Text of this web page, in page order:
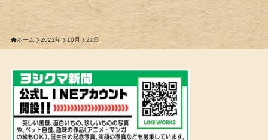
ホーム 2021年 10月 21日